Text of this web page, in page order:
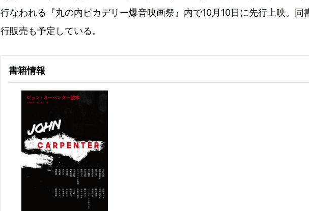
行なわれる『丸の内ピカデリー爆音映画祭』内で10月10日に先行上映。同
行販売も予定している。
書籍情報